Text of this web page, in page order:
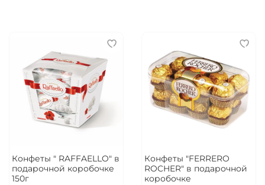
Конфеты " RAFFAELLO" в
подарочной коробочке
150г
Конфеты "FERRERO
ROCHER" в подарочной
коробочке